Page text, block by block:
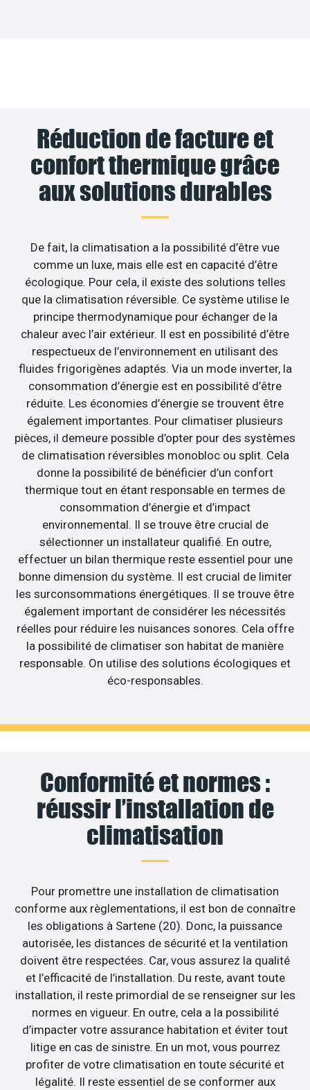
Réduction de facture et
confort thermique grâce
aux solutions durables
De fait, la climatisation a la possibilité d’être vue
comme un luxe, mais elle est en capacité d’être
écologique. Pour cela, il existe des solutions telles
que la climatisation réversible. Ce système utilise le
principe thermodynamique pour échanger de la
chaleur avec l’air extérieur. Il est en possibilité d’être
respectueux de l’environnement en utilisant des
fluides frigorigènes adaptés. Via un mode inverter, la
consommation d’énergie est en possibilité d’être
réduite. Les économies d’énergie se trouvent être
également importantes. Pour climatiser plusieurs
pièces, il demeure possible d’opter pour des systèmes
de climatisation réversibles monobloc ou split. Cela
donne la possibilité de bénéficier d’un confort
thermique tout en étant responsable en termes de
consommation d’énergie et d’impact
environnemental. Il se trouve être crucial de
sélectionner un installateur qualifié. En outre,
effectuer un bilan thermique reste essentiel pour une
bonne dimension du système. Il est crucial de limiter
les surconsommations énergétiques. Il se trouve être
également important de considérer les nécessités
réelles pour réduire les nuisances sonores. Cela offre
la possibilité de climatiser son habitat de manière
responsable. On utilise des solutions écologiques et
éco-responsables.
Conformité et normes :
réussir l’installation de
climatisation
Pour promettre une installation de climatisation
conforme aux règlementations, il est bon de connaître
les obligations à Sartene (20). Donc, la puissance
autorisée, les distances de sécurité et la ventilation
doivent être respectées. Car, vous assurez la qualité
et l’efficacité de l’installation. Du reste, avant toute
installation, il reste primordial de se renseigner sur les
normes en vigueur. En outre, cela a la possibilité
d’impacter votre assurance habitation et éviter tout
litige en cas de sinistre. En un mot, vous pourrez
profiter de votre climatisation en toute sécurité et
légalité. Il reste essentiel de se conformer aux